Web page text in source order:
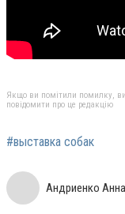
Якщо ви помітили помилку,
повідомити про це редакцію
#выставка собак
Андриенко Анна